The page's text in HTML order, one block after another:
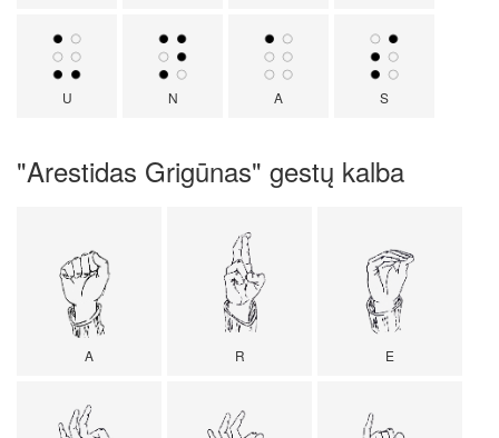
U N A S
"Arestidas Grigūnas" gestų kalba
A R E